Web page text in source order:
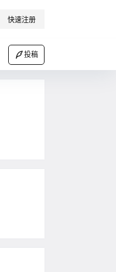
快速注册
投稿